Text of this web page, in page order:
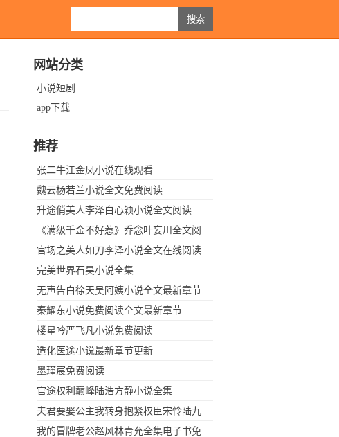
网站分类
小说短剧
app下载
推荐
张二牛江金凤小说在线观看
魏云杨若兰小说全文免费阅读
升途俏美人李泽白心颖小说全文阅读
《满级千金不好惹》乔念叶妄川全文阅
读
官场之美人如刀李泽小说全文在线阅读
完美世界石昊小说全集
无声告白徐天吴阿姨小说全文最新章节
秦耀东小说免费阅读全文最新章节
楼星吟严飞凡小说免费阅读
造化医途小说最新章节更新
墨瑾宸免费阅读
官途权利巅峰陆浩方静小说全集
夫君要娶公主我转身抱紧权臣宋怜陆九
渊小说全集阅读
我的冒牌老公赵风林青允全集电子书免